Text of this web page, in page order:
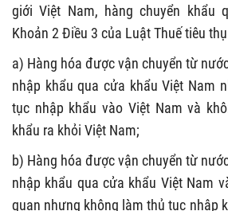
giới Việt Nam, hàng chuyển khẩu
Khoản 2 Điều 3 của Luật Thuế tiêu
a) Hàng hóa được vận chuyển từ
nhập khẩu qua cửa khẩu Việt Nam
tục nhập khẩu vào Việt Nam và
khẩu ra khỏi Việt Nam;
b) Hàng hóa được vận chuyển từ
nhập khẩu qua cửa khẩu Việt Nam
quan nhưng không làm thủ tục nhập